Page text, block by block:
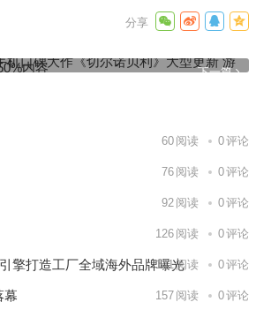
下一篇
60 阅读 0评论
76 阅读 0评论
92 阅读 0评论
126 阅读 0评论
擎打造工厂全域海外品牌曝光
141阅读 0评论
幕 157 阅读 0评论